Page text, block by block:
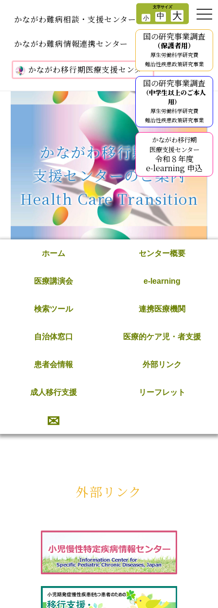
かながわ難病相談・支援センター
かながわ難病情報連携センター
かながわ移行期医療支援センター
国の研究事業調査
（保護者用）
厚生労働科学研究費
難治性疾患政策研究事業
国の研究事業調査
（中学生以上のご本人
用）
厚生労働科学研究費
難治性疾患政策研究事業
かながわ移行期
医療支援センター
令和８年度
e-learning 申込
かながわ移行期医療
支援センターのご案内
Health Care Transition
ホーム センター概要
医療講演会 e-learning
検索ツール 連携医療機関
自治体窓口 医療的ケア児・者支援
患者会情報 外部リンク
成人移行支援 リーフレット
✉
外部リンク